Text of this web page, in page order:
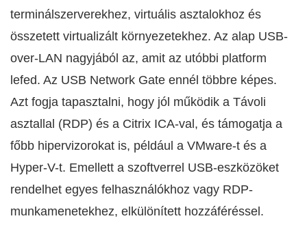
terminálszerverekhez, virtuális asztalokhoz és
összetett virtualizált környezetekhez. Az alap USB-
over-LAN nagyjából az, amit az utóbbi platform
lefed. Az USB Network Gate ennél többre képes.
Azt fogja tapasztalni, hogy jól működik a Távoli
asztallal (RDP) és a Citrix ICA-val, és támogatja a
főbb hipervizorokat is, például a VMware-t és a
Hyper-V-t. Emellett a szoftverrel USB-eszközöket
rendelhet egyes felhasználókhoz vagy RDP-
munkamenetekhez, elkülönített hozzáféréssel.